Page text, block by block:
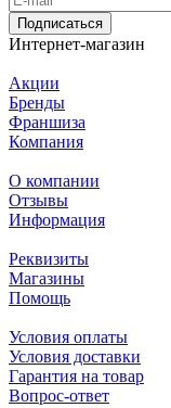
Подписаться
Интернет-магазин
Акции
Бренды
Франшиза
Компания
О компании
Отзывы
Информация
Реквизиты
Магазины
Помощь
Условия оплаты
Условия доставки
Гарантия на товар
Вопрос-ответ